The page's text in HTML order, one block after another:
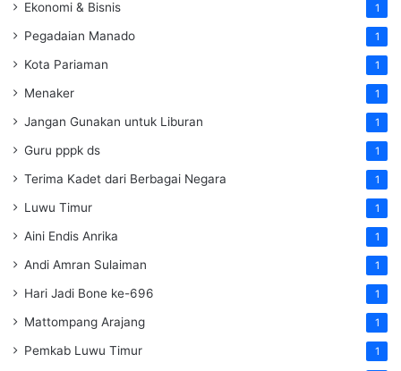
Ekonomi & Bisnis 1
Pegadaian Manado 1
Kota Pariaman 1
Menaker 1
Jangan Gunakan untuk Liburan 1
Guru pppk ds 1
Terima Kadet dari Berbagai Negara 1
Luwu Timur 1
Aini Endis Anrika 1
Andi Amran Sulaiman 1
Hari Jadi Bone ke-696 1
Mattompang Arajang 1
Pemkab Luwu Timur 1